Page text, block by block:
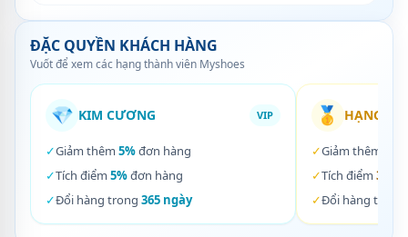
ĐẶC QUYỀN KHÁCH HÀNG
Vuốt để xem các hạng thành viên Myshoes
💎 KIM CƯƠNG VIP
✓Giảm thêm 5%đơn hàng
✓Tích điểm 5%đơn hàng
✓Đổi hàng trong 365 ngày
🥇 HẠNG
✓Giảm thêm
✓Tích điểm 3%
✓Đổi hàng trong